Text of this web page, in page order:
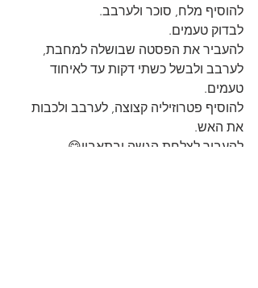
להוסיף מלח, סוכר ולערבב.
לבדוק טעמים.
להעביר את הפסטה שבושלה למחבת,
לערבב ולבשל כשתי דקות עד לאיחוד
טעמים.
להוסיף פטרוזיליה קצוצה, לערבב ולכבות
את האש.
להעביר לצלחת הגשה ובתאבון😋